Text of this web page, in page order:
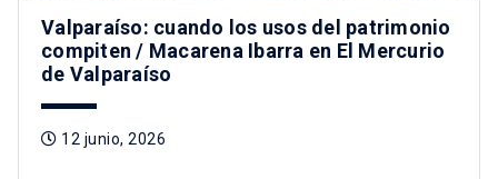
Valparaíso: cuando los usos del patrimonio
compiten / Macarena Ibarra en El Mercurio
de Valparaíso
12 junio, 2026